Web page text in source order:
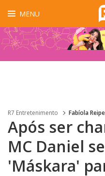
MENU
R7 Entretenimento Fabíola
Após ser
MC Daniel
'Máskara'